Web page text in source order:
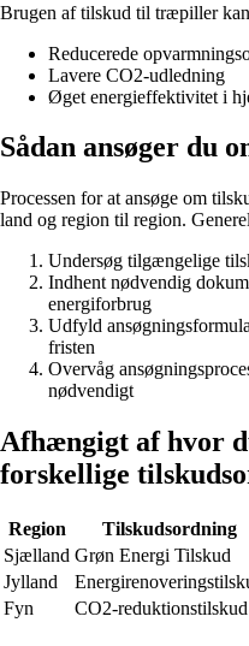
Brugen af tilskud til træpiller
Reducerede
Lavere CO2-udledning
Øget energieffektivitet i
Sådan ansøger du
Processen for at ansøge om
land og region til region.
Undersøg tilgængelige
Indhent nødvendig
energiforbrug
Udfyld
fristen
Overvåg
nødvendigt
Afhængigt af hvor
forskellige
Region
Tilskudsordning
Sjælland Grøn Energi Tilskud
Jylland
Fyn
CO2-reduktionstilskud